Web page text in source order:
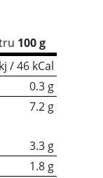
100 g
/ 46 kCal
0.3 g
7.2 g
3.3 g
1.8 g